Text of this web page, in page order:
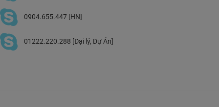
0904.655.447 [HN]
01222.220.288 [Đại lý, Dự Án]